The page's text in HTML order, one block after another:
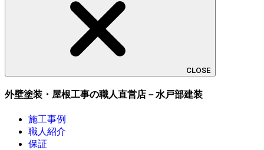
CLOSE
外壁塗装・屋根工事の職人直営店－水戸部建装
施工事例
職人紹介
保証